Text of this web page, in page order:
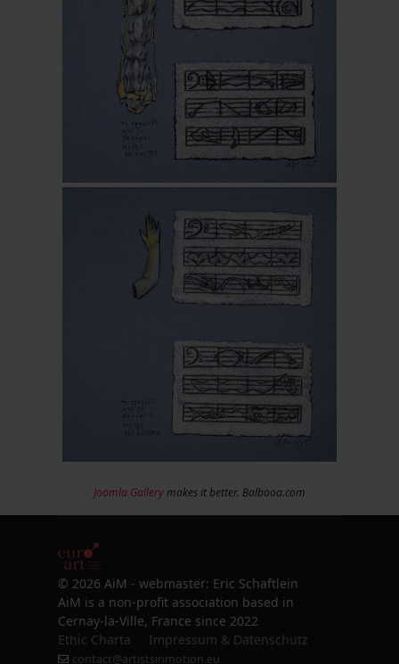
Joomla Gallerymakes it better. Balbooa.com
© 2026 AiM - webmaster: Eric Schaftlein
AiM is a non-profit association based in
Cernay-la-Ville, France since 2022
Ethic Charta
Impressum & Datenschutz
contact@artistsinmotion.eu